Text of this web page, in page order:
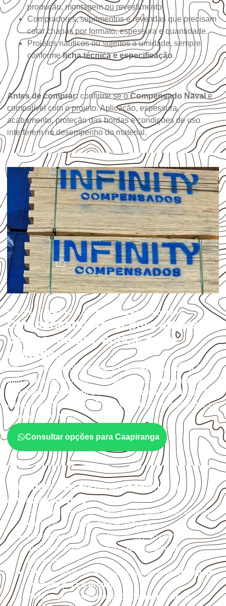
produção, montagem ou revestimento.
Compradores, suprimentos e revendas que precisam
cotar chapas por formato, espessura e quantidade.
Projetos náuticos ou sujeitos à umidade, sempre
conformeficha técnica e especificação.
Antes de comprar:confirme se oCompensado Navalé
compatível com o projeto. Aplicação, espessura,
acabamento, proteção das bordas e condições de uso
interferem no desempenho do material.
USOS E APLICAÇÕES PROFISSIONAIS
Compensado Naval para empresas
de Caapiranga: aplicações e
cuidados
Em aplicações profissionais, oCompensado Navalé
utilizado quando o projeto exige atenção à colagem, à
exposição à umidade e à estabilidade dimensional . A
adequação deve ser confirmada conforme a ficha técnica e
as condições de uso.
Consultar opções para Caapiranga
Cuidados com corte, acabamento e
armazenamento
Escolha a medida considerando aplicação, apoios,
montagem e especificação técnica.
Organize o plano de corte de acordo com as
dimensões disponíveis e o aproveitamento
necessário.
Proteja cortes, furos e extremidades com aselagem
indicada para o projeto
Armazene as chapas em local coberto, seco,